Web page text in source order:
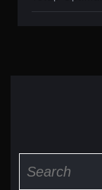
for: